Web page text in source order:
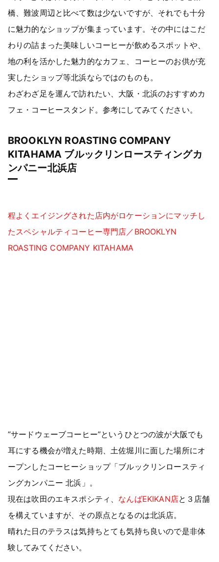
橋、難波周辺と比べて数は少ないですが、それでも十分
に魅力的なショップが集まっています。その中にはこだ
わりの詰まった美味しいコーヒーが飲めるスポットや、
地の利を活かした魅力的なカフェ、コーヒーのお供が充
実したショップ等北浜ならではのものも。
わざわざ足を運んで訪れたい、大阪・北浜のおすすめカ
フェ・コーヒースタンド。参考にしてみてください。
BROOKLYN ROASTING COMPANY
KITAHAMA ブルックリンロースティングカ
ンパニー北浜店
程よくエイジングされた店内がロケーションにマッチし
たスペシャルティコーヒー専門店／BROOKLYN
ROASTING COMPANY KITAHAMA
”サードウェーブコーヒー”というひとつの波が大阪でも
耳にする機会が増えた時期、土佐堀川に面した場所にオ
ープンしたコーヒーショップ「ブルックリンロースティ
ングカンパニー 北浜」。
現在は吹田のエキスポシティ、 なんばEKIKAN店と３店舗
を構えていますが、その原点となるのは北浜店。
晴れた日のテラスは気持ちとても気持ち良いので是非体
験してみてください。